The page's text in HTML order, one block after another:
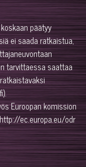
päätyy
ei saada ratkaistua,
tarvittaessa saattaa
Euroopan komission
ec.europa.eu/odr